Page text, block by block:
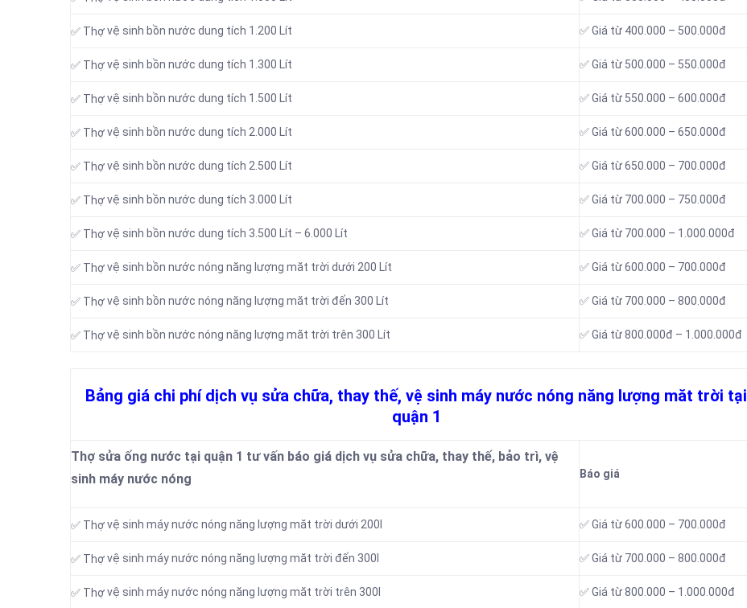
✅ Thợvệ sinh bồn nước dung tích 1.200 Lít ✅ Giá từ 400.000 – 500.000đ
✅ Thợvệ sinh bồn nước dung tích 1.300 Lít ✅ Giá từ 500.000 – 550.000đ
✅ Thợvệ sinh bồn nước dung tích 1.500 Lít ✅ Giá từ 550.000 – 600.000đ
✅ Thợvệ sinh bồn nước dung tích 2.000 Lít ✅ Giá từ 600.000 – 650.000đ
✅ Thợvệ sinh bồn nước dung tích 2.500 Lít ✅ Giá từ 650.000 – 700.000đ
✅ Thợvệ sinh bồn nước dung tích 3.000 Lít ✅ Giá từ 700.000 – 750.000đ
✅ Thợvệ sinh bồn nước dung tích 3.500 Lít – 6.000 Lít ✅ Giá từ 700.000 – 1.000.000đ
✅ Thợvệ sinh bồn nước nóng năng lượng măt trời dưới 200 Lít ✅ Giá từ 600.000 – 700.000đ
✅ Thợvệ sinh bồn nước nóng năng lượng măt trời đến 300 Lít ✅ Giá từ 700.000 – 800.000đ
✅ Thợvệ sinh bồn nước nóng năng lượng măt trời trên 300 Lít ✅ Giá từ 800.000đ – 1.000.000đ
Bảng giá chi phí dịch vụ sửa chữa, thay thế, vệ sinh máy nước nóng năng lượng măt trời tại
quận 1
Thợ sửa ống nước tại quận 1 tư vấn báo giá dịch vụ sửa chữa, thay thế, bảo trì, vệ
sinh máy nước nóng
Báo giá
✅ Thợvệ sinh máy nước nóng năng lượng măt trời dưới 200l ✅ Giá từ 600.000 – 700.000đ
✅ Thợvệ sinh máy nước nóng năng lượng măt trời đến 300l ✅ Giá từ 700.000 – 800.000đ
✅ Thợvệ sinh máy nước nóng năng lượng măt trời trên 300l ✅ Giá từ 800.000 – 1.000.000đ